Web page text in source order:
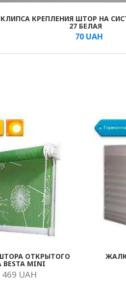
КЛИПСА КРЕПЛЕНИЯ ШТОР НА
27 БЕЛАЯ
70UAH
/мм В
ОТКРЫТОГО
MINI
469 UAH